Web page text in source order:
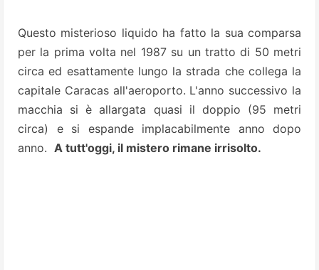
Questo misterioso liquido ha fatto la sua comparsa
per la prima volta nel 1987 su un tratto di 50 metri
circa ed esattamente lungo la strada che collega la
capitale Caracas all'aeroporto. L'anno successivo la
macchia si è allargata quasi il doppio (95 metri
circa) e si espande implacabilmente anno dopo
anno. A tutt'oggi, il mistero rimane irrisolto.